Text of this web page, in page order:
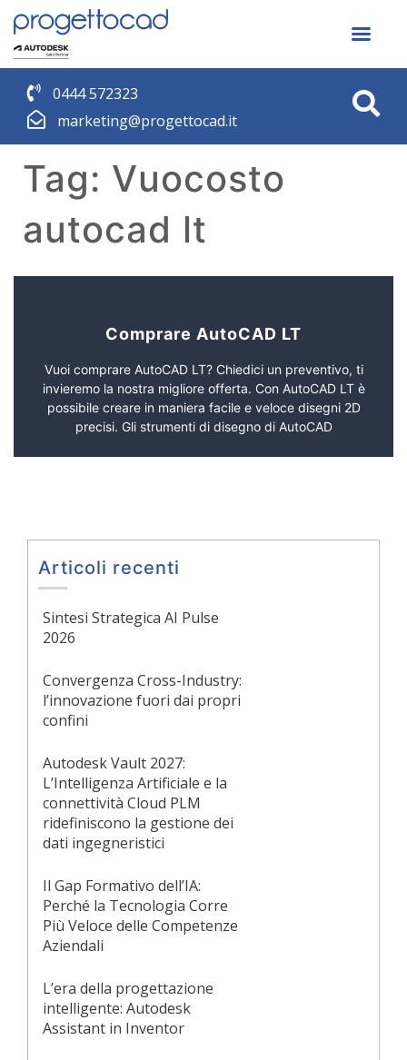
0444 572323
marketing@progettocad.it
Tag: Vuocosto
autocad lt
Comprare AutoCAD LT
Vuoi comprare AutoCAD LT? Chiedici un preventivo, ti
invieremo la nostra migliore offerta. Con AutoCAD LT è
possibile creare in maniera facile e veloce disegni 2D
precisi. Gli strumenti di disegno di AutoCAD
Articoli recenti
Sintesi Strategica AI Pulse
2026
Convergenza Cross-Industry:
l’innovazione fuori dai propri
confini
Autodesk Vault 2027:
L’Intelligenza Artificiale e la
connettività Cloud PLM
ridefiniscono la gestione dei
dati ingegneristici
Il Gap Formativo dell’IA:
Perché la Tecnologia Corre
Più Veloce delle Competenze
Aziendali
L’era della progettazione
intelligente: Autodesk
Assistant in Inventor